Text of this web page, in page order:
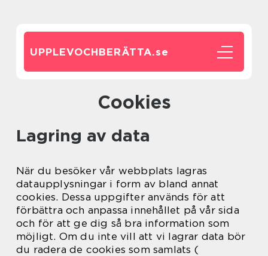
UPPLEVOCHBERÄTTA.se
Cookies
Lagring av data
När du besöker vår webbplats lagras
dataupplysningar i form av bland annat
cookies. Dessa uppgifter används för att
förbättra och anpassa innehållet på vår sida
och för att ge dig så bra information som
möjligt. Om du inte vill att vi lagrar data bör
du radera de cookies som samlats (